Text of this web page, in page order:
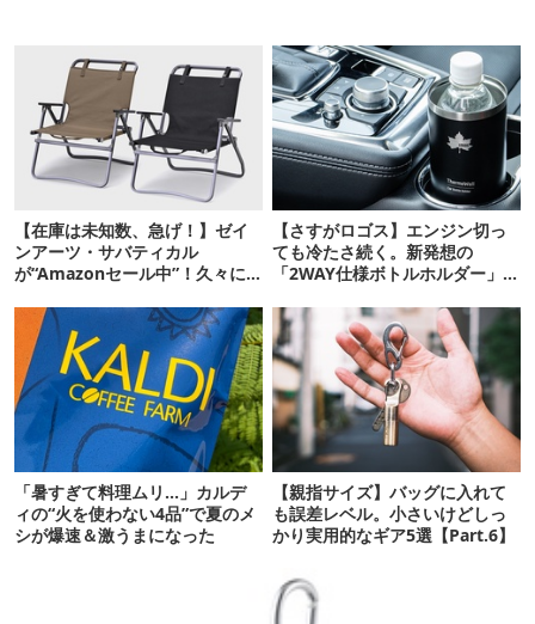
【在庫は未知数、急げ！】ゼイ
ンアーツ・サバティカル
が“Amazonセール中”！久々に
【さすがロゴス】エンジン切っ
ても冷たさ続く。新発想の
「2WAY仕様ボトルホルダー」が
「暑すぎて料理ムリ…」カルデ
ィの“火を使わない4品”で夏のメ
シが爆速＆激うまになった
【親指サイズ】バッグに入れて
も誤差レベル。小さいけどしっ
かり実用的なギア5選【Part.6】